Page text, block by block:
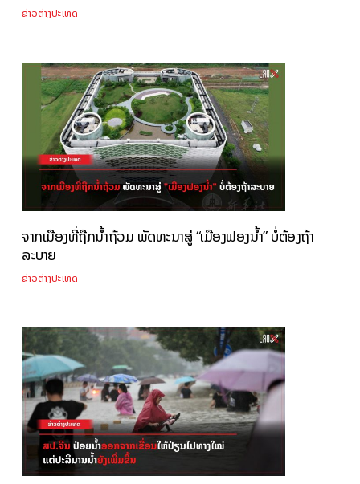
ຂ່າວຕ່າງປະເທດ
ຈາກເມືອງທີ່ຖືກນ້ຳຖ້ວມ ພັດທະນາສູ່ “ເມືອງຟອງນ້ຳ” ບໍ່ຕ້ອງຖ້າ
ລະບາຍ
ຂ່າວຕ່າງປະເທດ